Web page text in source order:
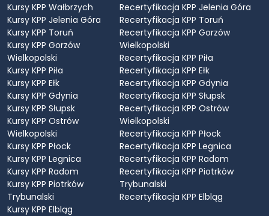
Kursy KPP Wałbrzych
Kursy KPP Jelenia Góra
Kursy KPP Toruń
Kursy KPP Gorzów
Wielkopolski
Kursy KPP Piła
Kursy KPP Ełk
Kursy KPP Gdynia
Kursy KPP Słupsk
Kursy KPP Ostrów
Wielkopolski
Kursy KPP Płock
Kursy KPP Legnica
Kursy KPP Radom
Kursy KPP Piotrków
Trybunalski
Kursy KPP Elbląg
Recertyfikacja KPP Jelenia Góra
Recertyfikacja KPP Toruń
Recertyfikacja KPP Gorzów
Wielkopolski
Recertyfikacja KPP Piła
Recertyfikacja KPP Ełk
Recertyfikacja KPP Gdynia
Recertyfikacja KPP Słupsk
Recertyfikacja KPP Ostrów
Wielkopolski
Recertyfikacja KPP Płock
Recertyfikacja KPP Legnica
Recertyfikacja KPP Radom
Recertyfikacja KPP Piotrków
Trybunalski
Recertyfikacja KPP Elbląg